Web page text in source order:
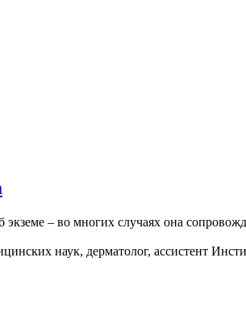
– во многих случаях она
наук, дерматолог, ассистент